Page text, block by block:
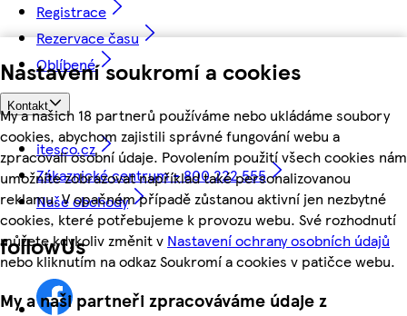
Nastavení soukromí a cookies
My a našich 18 partnerů používáme nebo ukládáme soubory
cookies, abychom zajistili správné fungování webu a
zpracovali osobní údaje. Povolením použití všech cookies nám
umožníte zobrazovat například také personalizovanou
reklamu. V opačném případě zůstanou aktivní jen nezbytné
cookies, které potřebujeme k provozu webu. Své rozhodnutí
můžete kdykoliv změnit v Nastavení ochrany osobních údajů
nebo kliknutím na odkaz Soukromí a cookies v patičce webu.
My a naši partneři zpracováváme údaje z
Registrace
Rezervace času
Oblíbené
Kontakt
itesco.cz
Zákaznické centrum - 800 222 555
Naše obchody
followUs